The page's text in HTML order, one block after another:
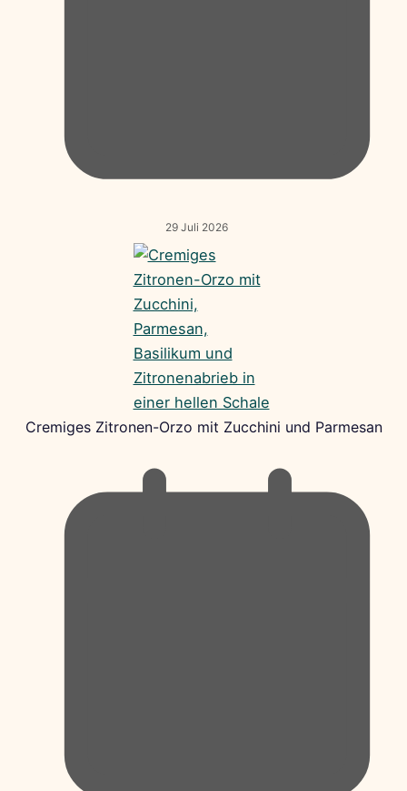
29 Juli 2026
Cremiges Zitronen-Orzo mit Zucchini und Parmesan